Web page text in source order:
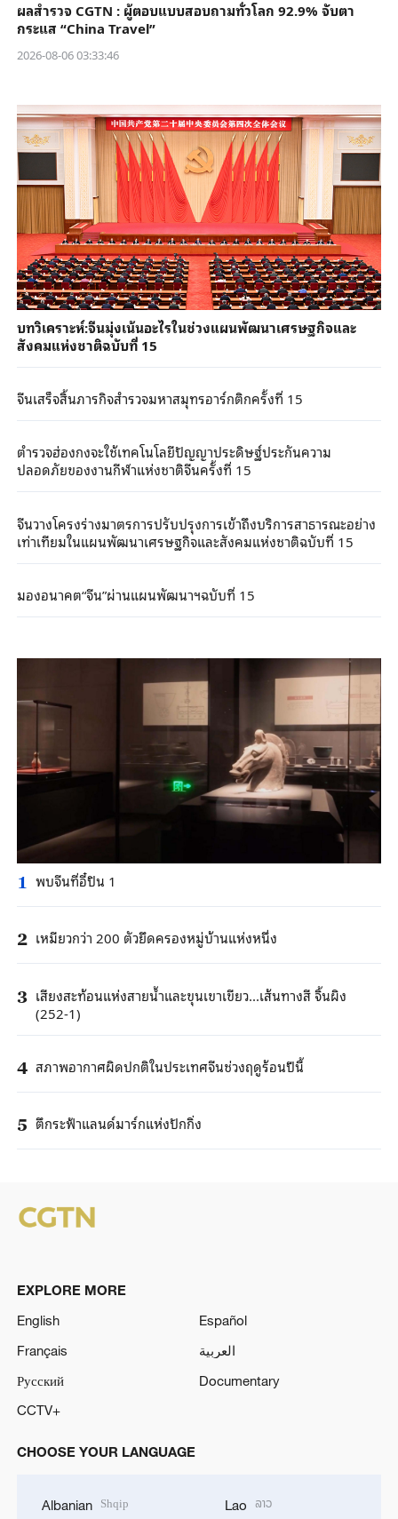
ผลสำรวจ CGTN : ผู้ตอบแบบสอบถามทั่วโลก 92.9% จับตา
กระแส “China Travel”
2026-08-06 03:33:46
บทวิเคราะห์:จีนมุ่งเน้นอะไรในช่วงแผนพัฒนาเศรษฐกิจและ
สังคมแห่งชาติฉบับที่ 15
จีนเสร็จสิ้นภารกิจสำรวจมหาสมุทรอาร์กติกครั้งที่ 15
ตำรวจฮ่องกงจะใช้เทคโนโลยีปัญญาประดิษฐ์ประกันความ
ปลอดภัยของงานกีฬาแห่งชาติจีนครั้งที่ 15
จีนวางโครงร่างมาตรการปรับปรุงการเข้าถึงบริการสาธารณะอย่าง
เท่าเทียมในแผนพัฒนาเศรษฐกิจและสังคมแห่งชาติฉบับที่ 15
มองอนาคต“จีน”ผ่านแผนพัฒนาฯฉบับที่ 15
1 พบจีนที่อี๋ปิน 1
2 เหมียวกว่า 200 ตัวยึดครองหมู่บ้านแห่งหนึ่ง
3 เสียงสะท้อนแห่งสายน้ำและขุนเขาเขียว...เส้นทางสี จิ้นผิง
(252-1)
4 สภาพอากาศผิดปกติในประเทศจีนช่วงฤดูร้อนปีนี้
5 ตึกระฟ้าแลนด์มาร์กแห่งปักกิ่ง
EXPLORE MORE
English
Español
Français
العربية
Русский
Documentary
CCTV+
CHOOSE YOUR LANGUAGE
Albanian Shqip Lao ລາວ